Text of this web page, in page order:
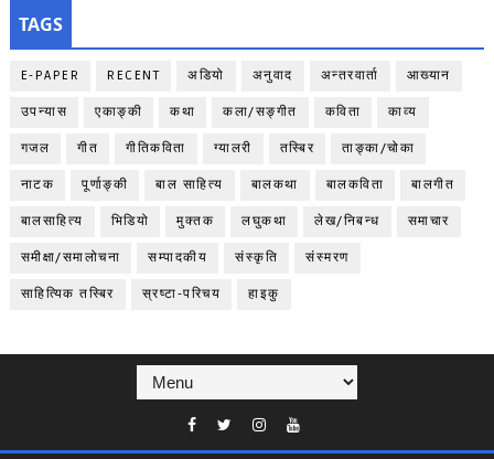
TAGS
E-PAPER RECENT अडियो अनुवाद अन्तरवार्ता आख्यान
उपन्यास एकाङ्‍की कथा कला/सङ्गीत कविता काव्य
गजल गीत गीतिकविता ग्यालरी तस्बिर ताङ्‍का/चोका
नाटक पूर्णाङ्‍की बाल साहित्य बालकथा बालकविता बालगीत
बालसाहित्य भिडियो मुक्तक लघुकथा लेख/निबन्ध समाचार
समीक्षा/समालोचना सम्पादकीय संस्कृति संस्मरण
साहित्यिक तस्बिर स्रष्टा-परिचय हाइकु